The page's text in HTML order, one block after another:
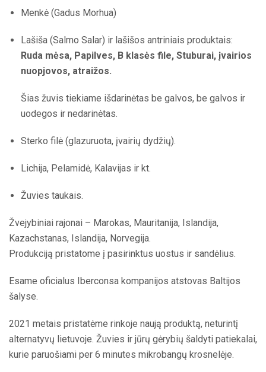
Menkė (Gadus Morhua)
Lašiša (Salmo Salar) ir lašišos antriniais produktais:
Ruda mėsa, Papilves, B klasės file, Stuburai, įvairios
nuopjovos, atraižos.
Šias žuvis tiekiame išdarinėtas be galvos, be galvos ir
uodegos ir nedarinėtas.
Sterko filė (glazuruota, įvairių dydžių).
Lichija, Pelamidė, Kalavijas ir kt.
Žuvies taukais.
Žvejybiniai rajonai – Marokas, Mauritanija, Islandija,
Kazachstanas, Islandija, Norvegija.
Produkciją pristatome į pasirinktus uostus ir sandėlius.
Esame oficialus Iberconsa kompanijos atstovas Baltijos
šalyse.
2021 metais pristatėme rinkoje naują produktą, neturintį
alternatyvų lietuvoje. Žuvies ir jūrų gėrybių šaldyti patiekalai,
kurie paruošiami per 6 minutes mikrobangų krosnelėje.